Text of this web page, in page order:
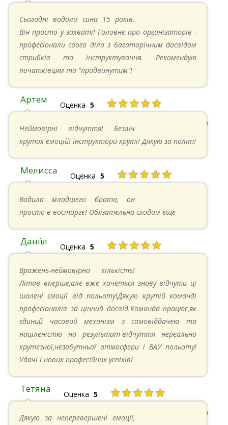
20.04.2025 в 17:07
Сьогодні водили сина 15 років.
Він просто у захваті! Головне про організаторів -
професіонали свого діла з багаторічним досвідом
стрибків та інструктування. Рекомендую
початківцям та "продвинутим"!
Артем Оценка 5 ★★★★★
22.06.2024 в 15:59
Неймовірні відчуття! Безліч
крутих емоцій! Інструктори круті! Дякую за політ!
Мелисса Оценка 5 ★★★★★
Водила младшего брата, он
просто в восторге! Обязательно сходим еще
Даніїл Оценка 5 ★★★★★
Вражень-неймовірна кількість!
Літав вперше,але вже хочеться знову відчути ці
шалені ємоції від польоту!Дякую крутій команді
професіоналів за цінний досвід.Команда працює,як
єдиний часовий механізм з самовіддачею та
націленістю на результат-відчуття нереально
крутезної,незабутньої атмосфери і ВАУ польоту!
Удачі і нових професійних успіхів!
Тетяна Оценка 5 ★★★★★
13.05.2024 в 11:30
Дякую за неперевершені емоції,